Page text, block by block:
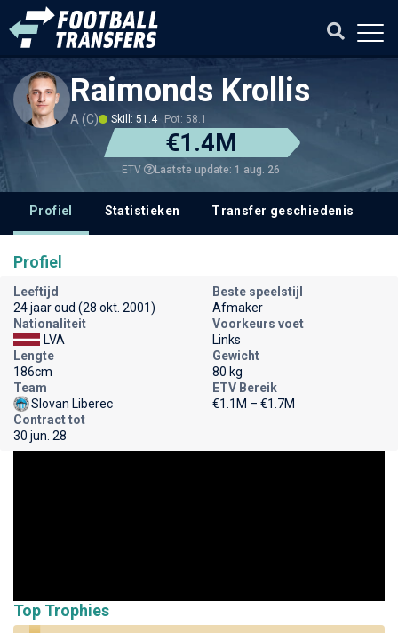
Raimonds Krollis
A (C) Skill: 51.4 Pot: 58.1
€1.4M
ETV Laatste update: 1 aug. 26
Profiel Statistieken Transfer geschiedenis
Profiel
Leeftijd
24 jaar oud (28 okt. 2001)
Beste speelstijl
Afmaker
Nationaliteit
LVA
Voorkeurs voet
Links
Lengte
186cm
Gewicht
80 kg
Team
Slovan Liberec
ETV Bereik
€1.1M – €1.7M
Contract tot
30 jun. 28
Top Trophies